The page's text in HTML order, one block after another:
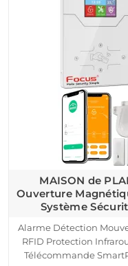
MAISON de
Ouverture
Système
Alarme Détection
RFID Protection
Télécommande